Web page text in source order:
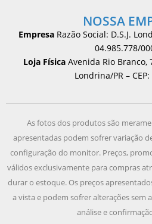
NOSSA
EmpresaRazão Social: D.S.J.
04.985.778/
Loja FísicaAvenida Rio Branco,
Londrina/PR –
As fotos dos produtos são
apresentadas podem sofrer variação
configuração do monitor. Preços,
válidos exclusivamente para compras
durar o estoque. Os preços
a vista e podem sofrer alterações sem
análise e